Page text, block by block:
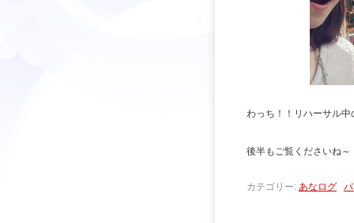
わっち！！リハーサル
後半もご覧くださいね～
カテゴリー: あなログ